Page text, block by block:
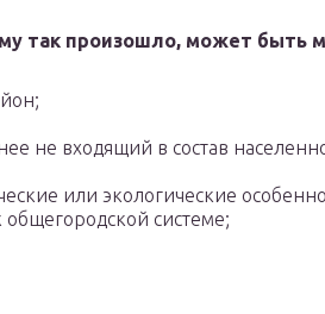
так произошло, может быть
не входящий в состав
или экологические
общегородской системе;